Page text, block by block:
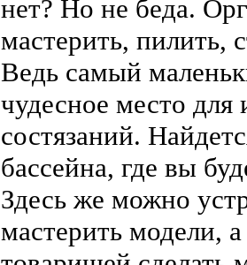
нет? Но не беда.
мастерить, пилить,
Ведь самый
чудесное место
состязаний.
бассейна, где вы
Здесь же можно
мастерить модели,